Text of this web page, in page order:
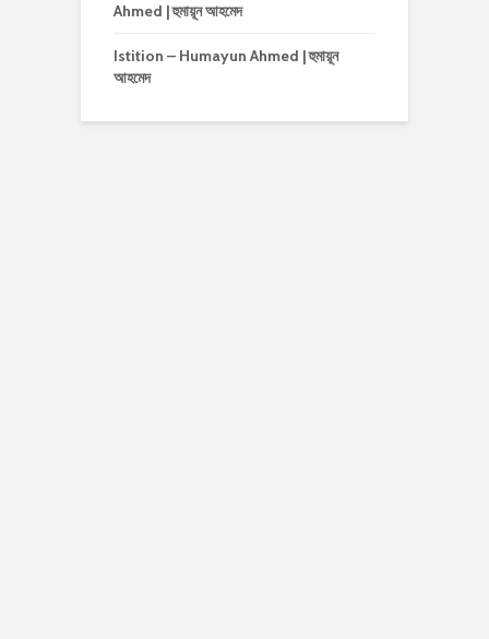
Ahmed | হুমায়ূন আহমেদ
Istition – Humayun Ahmed | হুমায়ূন
আহমেদ